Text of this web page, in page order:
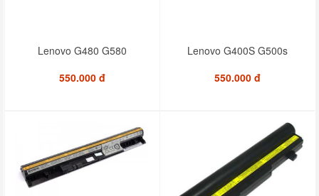
Lenovo G480 G580
550.000 đ
Lenovo G400S G500s
550.000 đ